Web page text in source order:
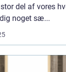
del af vores
noget sæ...